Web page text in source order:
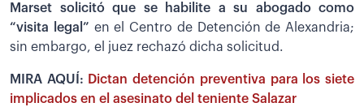
Marset solicitó que se habilite a su abogado como
“visita legal” en el Centro de Detención de Alexandria;
sin embargo, el juez rechazó dicha solicitud.
MIRA AQUÍ: Dictan detención preventiva para los siete
implicados en el asesinato del teniente Salazar